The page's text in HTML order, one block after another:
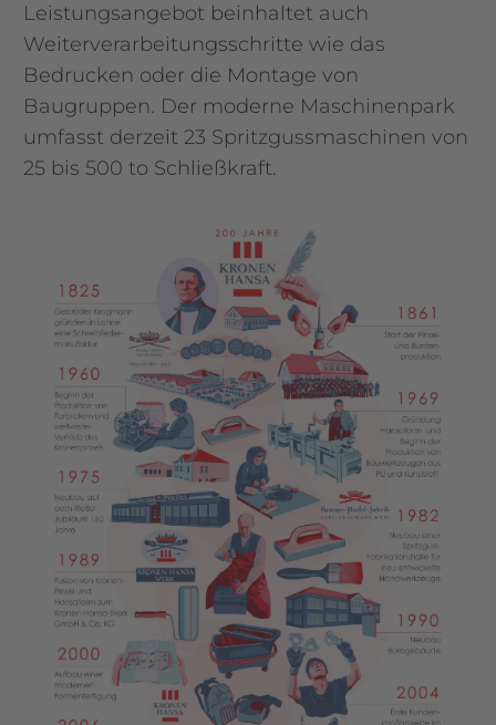
Leistungsangebot beinhaltet auch
Weiterverarbeitungsschritte wie das
Bedrucken oder die Montage von
Baugruppen. Der moderne Maschinenpark
umfasst derzeit 23 Spritzgussmaschinen von
25 bis 500 to Schließkraft.